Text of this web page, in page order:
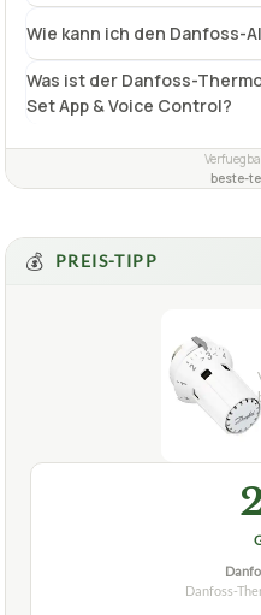
Wie kann ich den Danfoss-
Was ist der Danfoss-
Set App & Voice Control?
beste-
💰 PREIS-TIPP
Danfoss-